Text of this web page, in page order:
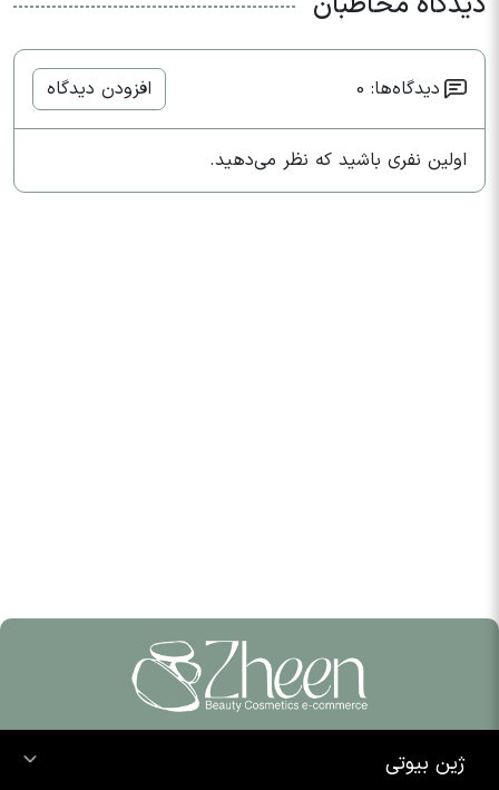
دیدگاه‌ها: 0 افزودن دیدگاه
اولین نفری باشید که نظر می‌دهید.
ژین بیوتی